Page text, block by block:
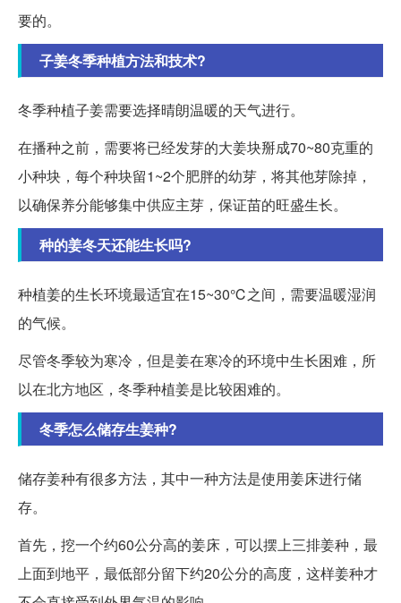
要的。
子姜冬季种植方法和技术?
冬季种植子姜需要选择晴朗温暖的天气进行。
在播种之前，需要将已经发芽的大姜块掰成70~80克重的
小种块，每个种块留1~2个肥胖的幼芽，将其他芽除掉，
以确保养分能够集中供应主芽，保证苗的旺盛生长。
种的姜冬天还能生长吗?
种植姜的生长环境最适宜在15~30℃之间，需要温暖湿润
的气候。
尽管冬季较为寒冷，但是姜在寒冷的环境中生长困难，所
以在北方地区，冬季种植姜是比较困难的。
冬季怎么储存生姜种?
储存姜种有很多方法，其中一种方法是使用姜床进行储
存。
首先，挖一个约60公分高的姜床，可以摆上三排姜种，最
上面到地平，最低部分留下约20公分的高度，这样姜种才